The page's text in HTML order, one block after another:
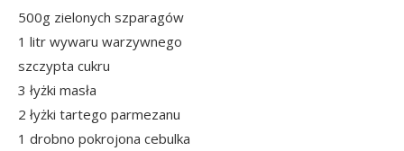
500g zielonych szparagów
1 litr wywaru warzywnego
szczypta cukru
3 łyżki masła
2 łyżki tartego parmezanu
1 drobno pokrojona cebulka